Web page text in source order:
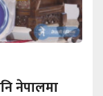
नेपालमा